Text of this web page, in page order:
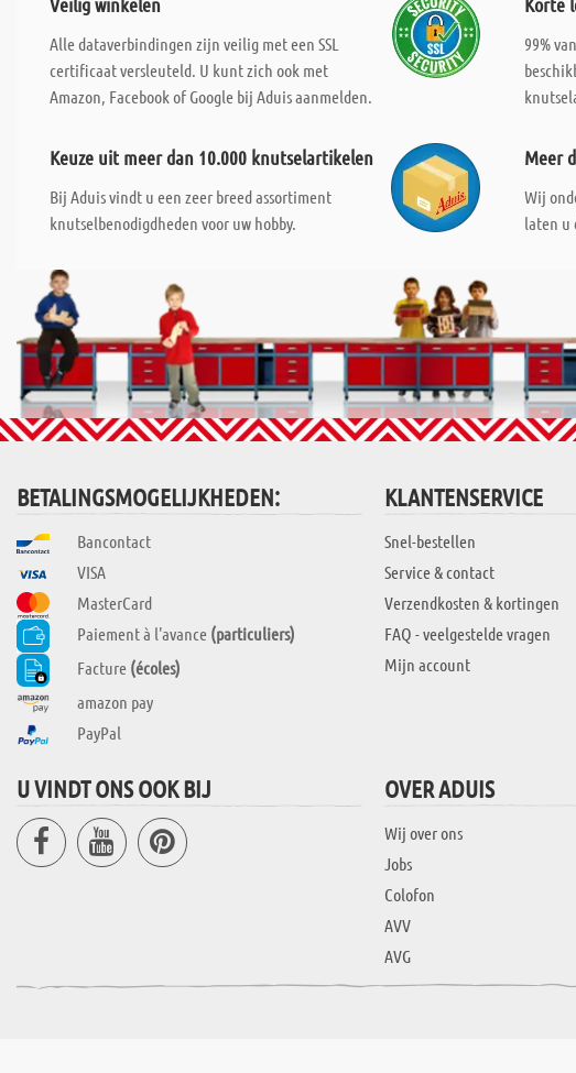
Alle dataverbindingen zijn veilig met een SSL
certificaat versleuteld. U kunt zich ook met
Amazon, Facebook of Google bij Aduis aanmelden.
99%
Keuze uit meer dan 10.000 knutselartikelen
Bij Aduis vindt u een zeer breed assortiment
knutselbenodigdheden voor uw hobby.
Meer
Wij
laten u
BETALINGSMOGELIJKHEDEN:
Bancontact
VISA
MasterCard
Paiement à l'avance (particuliers)
Facture (écoles)
amazon pay
PayPal
KLANTENSERVICE
Snel-bestellen
Service & contact
Verzendkosten & kortingen
FAQ - veelgestelde vragen
Mijn account
U VINDT ONS OOK BIJ OVER ADUIS
Wij over ons
Jobs
Colofon
AVV
AVG